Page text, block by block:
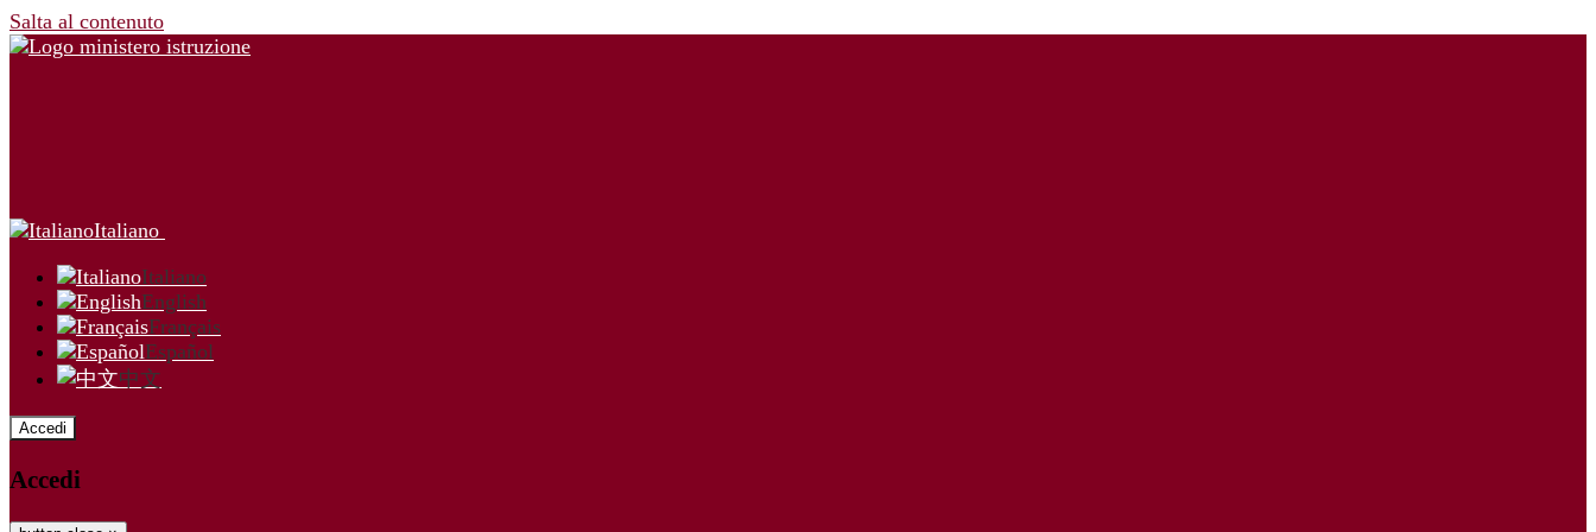
Salta al contenuto
Italiano
Italiano
English
Français
Español
中文
Accedi
Accedi